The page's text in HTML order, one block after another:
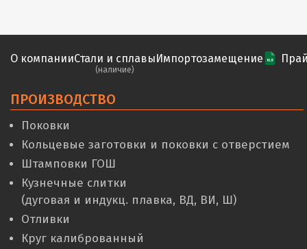
О компанииСтали и сплавы
(наличие)
Импортозамещение
ПРОИЗВОДСТВО
Поковки
Кольцевые заготовки и поковки с отверстием
Штамповки ГОШ
Кузнечные слитки
(дуговая и индукц. плавка, ВД, ВИ, Ш)
Отливки
Круг калиброванный